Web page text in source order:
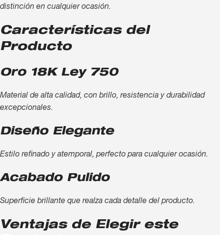
distinción en cualquier ocasión.
Características del
Producto
Oro 18K Ley 750
Material de alta calidad, con brillo, resistencia y durabilidad
excepcionales.
Diseño Elegante
Estilo refinado y atemporal, perfecto para cualquier ocasión.
Acabado Pulido
Superficie brillante que realza cada detalle del producto.
Ventajas de Elegir este